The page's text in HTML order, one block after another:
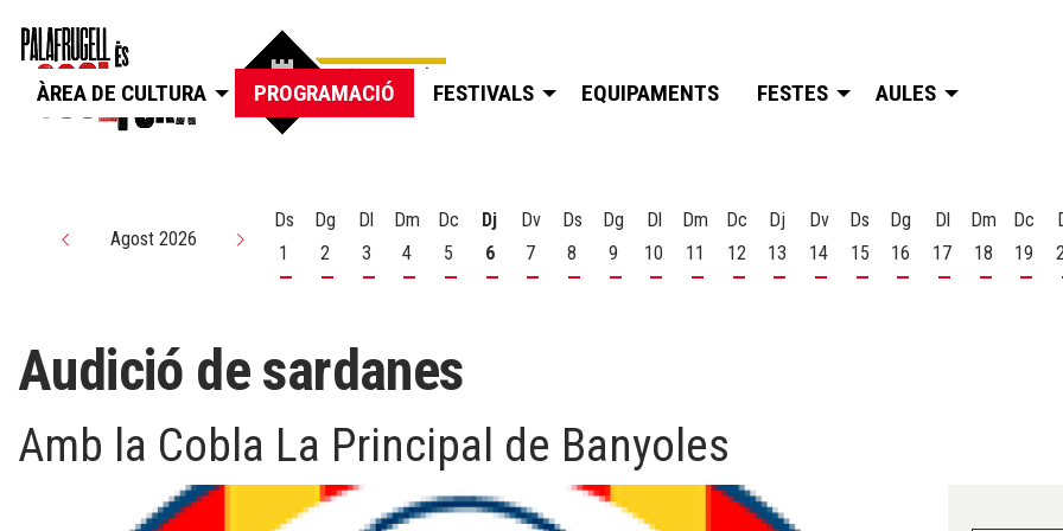
ÀREA DE CULTURA PROGRAMACIÓ FESTIVALS EQUIPAMENTS FESTES AULES
Agost 2026
Ds
1
Dissabte 1 d'agost
Dg
2
Diumenge 2 d'agost
Dl
3
Dilluns 3 d'agost
Dm
4
Dimarts 4 d'agost
Dc
5
Dimecres 5 d'agost
Dj
6
Dijous 6 d'agost
Dv
7
Divendres 7 d'agost
Ds
8
Dissabte 8 d'agost
Dg
9
Diumenge 9 d'agost
Dl
10
Dilluns 10 d'agost
Dm
11
Dimarts 11 d'agost
Dc
12
Dimecres 12 d'agost
Dj
13
Dijous 13 d'agost
Dv
14
Divendres 14 d'agost
Ds
15
Dissabte 15 d'agost
Dg
16
Diumenge 16 d'agost
Dl
17
Dilluns 17
Dm
18
Dimarts
Dc
19
Audició de sardanes
Amb la Cobla La Principal de Banyoles